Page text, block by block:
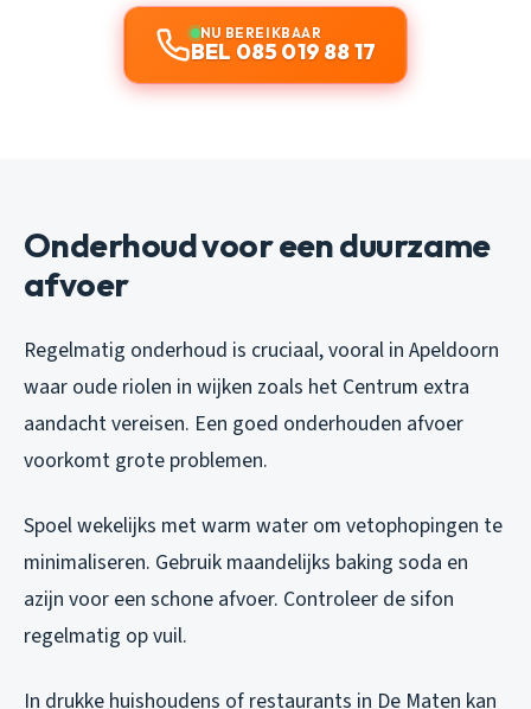
NU BEREIKBAAR
BEL 085 019 88 17
Onderhoud voor een duurzame
afvoer
Regelmatig onderhoud is cruciaal, vooral in Apeldoorn
waar oude riolen in wijken zoals het Centrum extra
aandacht vereisen. Een goed onderhouden afvoer
voorkomt grote problemen.
Spoel wekelijks met warm water om vetophopingen te
minimaliseren. Gebruik maandelijks baking soda en
azijn voor een schone afvoer. Controleer de sifon
regelmatig op vuil.
In drukke huishoudens of restaurants in De Maten kan